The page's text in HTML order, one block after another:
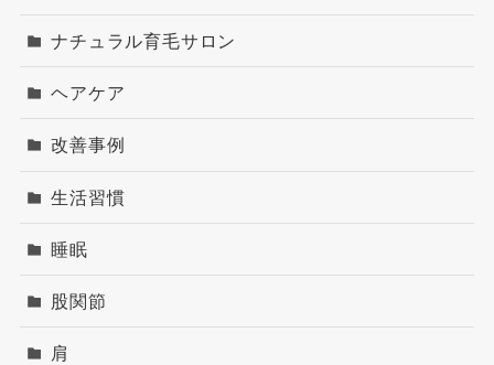
ナチュラル育毛サロン
ヘアケア
改善事例
生活習慣
睡眠
股関節
肩